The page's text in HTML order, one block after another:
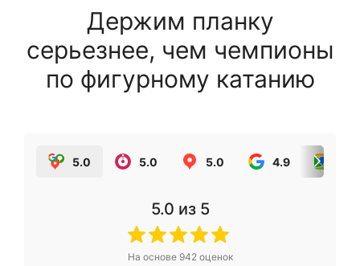
Держим планку
серьезнее, чем чемпионы
по фигурному катанию
5.0 5.0 5.0 4.9
5.0 из 5
На основе 942оценок